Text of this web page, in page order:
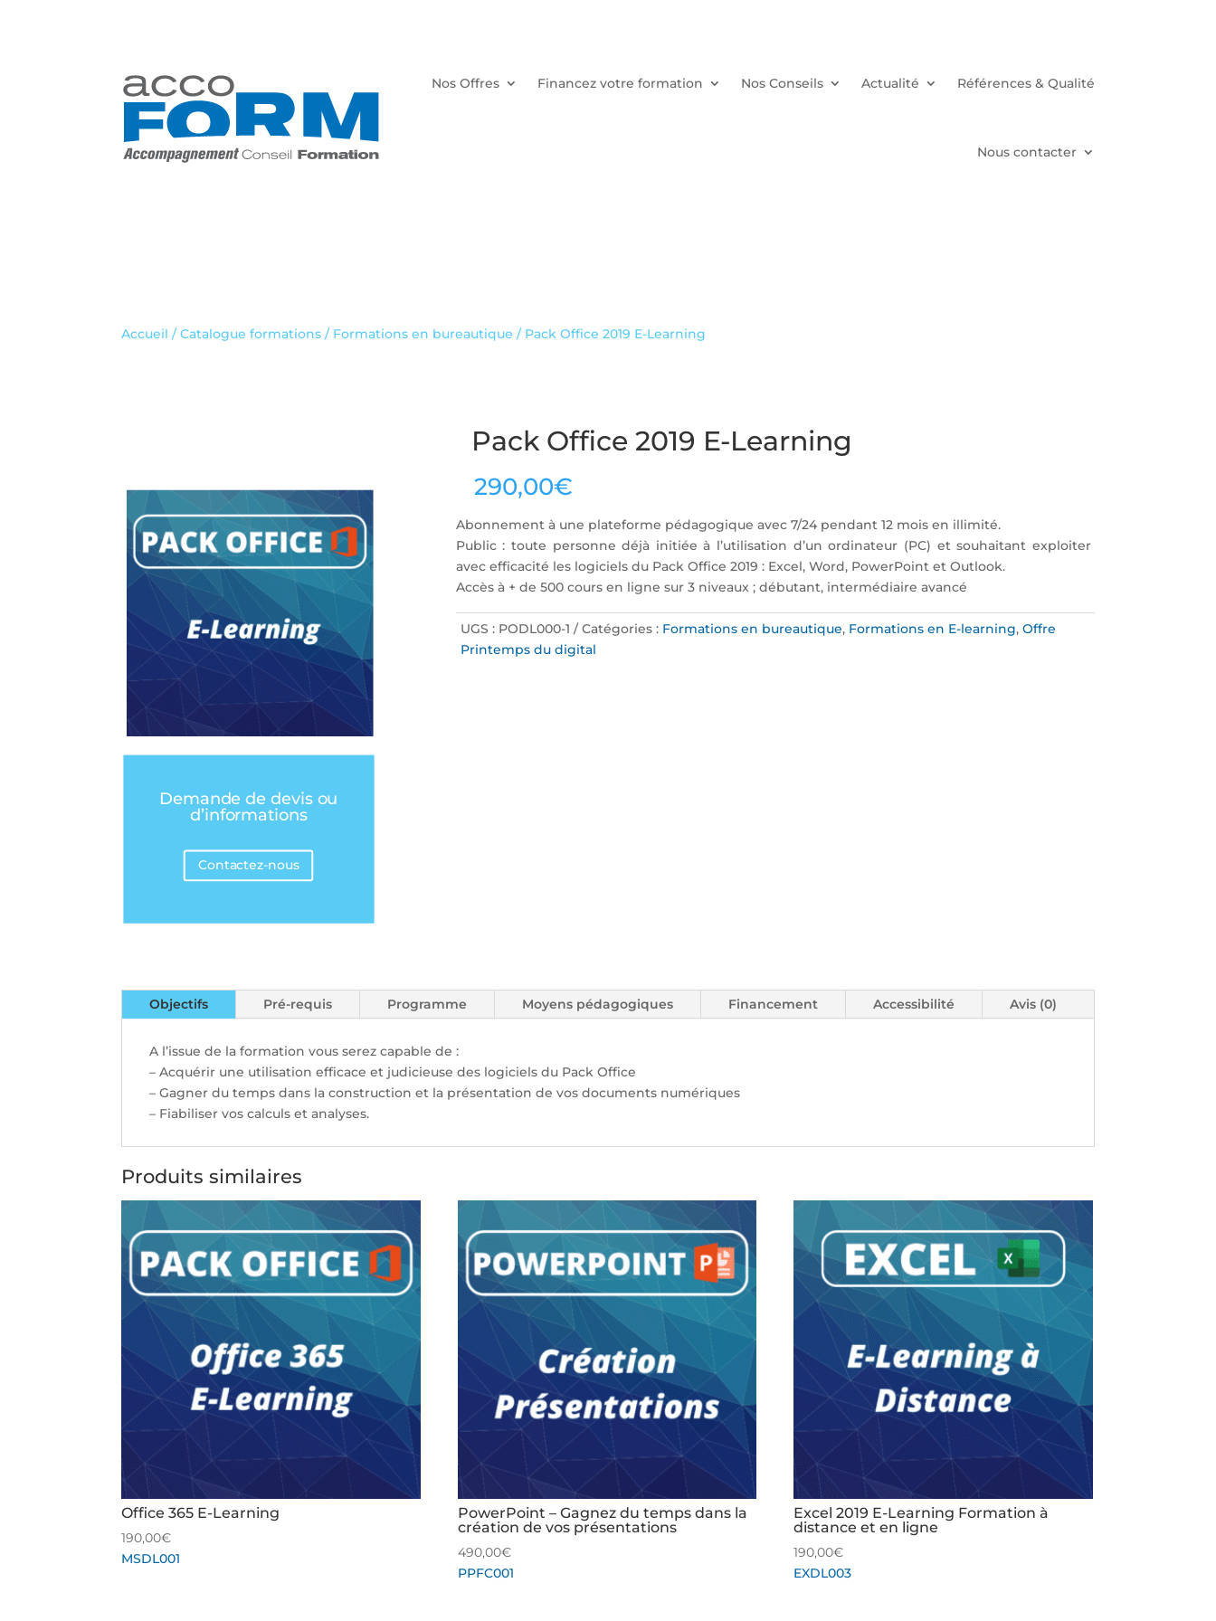
Nos Offres Financez votre formation Nos Conseils Actualité Références & Qualité
Nous contacter
Accueil /Catalogue formations / Formations en bureautique / Pack Office 2019 E-Learning
Demande de devis ou
d’informations
Contactez-nous
Pack Office 2019 E-Learning
290,00€
Abonnement à une plateforme pédagogique avec 7/24 pendant 12 mois en illimité.
Public : toute personne déjà initiée à l’utilisation d’un ordinateur (PC) et souhaitant exploiter
avec efficacité les logiciels du Pack Office 2019 : Excel, Word, PowerPoint et Outlook.
Accès à + de 500 cours en ligne sur 3 niveaux ; débutant, intermédiaire avancé
UGS : PODL000-1 Catégories : Formations en bureautique, Formations en E-learning, Offre
Printemps du digital
Objectifs Pré-requis Programme Moyens pédagogiques Financement Accessibilité Avis (0)
A l’issue de la formation vous serez capable de :
– Acquérir une utilisation efficace et judicieuse des logiciels du Pack Office
– Gagner du temps dans la construction et la présentation de vos documents numériques
– Fiabiliser vos calculs et analyses.
Produits similaires
Office 365 E-Learning
190,00€
MSDL001
PowerPoint – Gagnez du temps dans la
création de vos présentations
490,00€
PPFC001
Excel 2019 E-Learning Formation à
distance et en ligne
190,00€
EXDL003